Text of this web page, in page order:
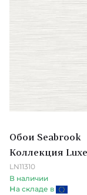
Lanai
Emery
Обои Seabrook
Коллекция
LN11310
В наличии
на складе в